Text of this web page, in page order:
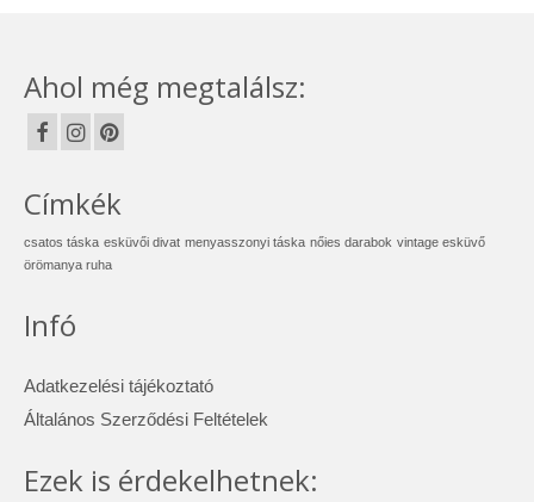
Ahol még megtalálsz:
Címkék
csatos táska esküvői divat menyasszonyi táska nőies darabok vintage esküvő
örömanya ruha
Infó
Adatkezelési tájékoztató
Általános Szerződési Feltételek
Ezek is érdekelhetnek: